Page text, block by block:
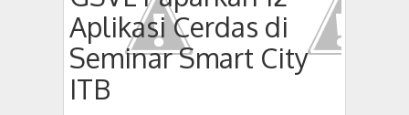
Aplikasi Cerdas di
Seminar Smart City
ITB